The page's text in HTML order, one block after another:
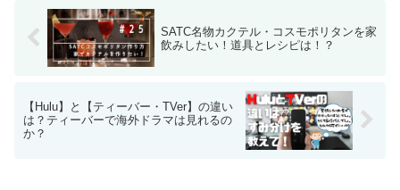
SATC名物カクテル・コスモポリタンを家
飲みしたい！道具とレシピは！？
【Hulu】と【ティーバー・TVer】の違い
は？ティーバーで海外ドラマは見れるの
か？